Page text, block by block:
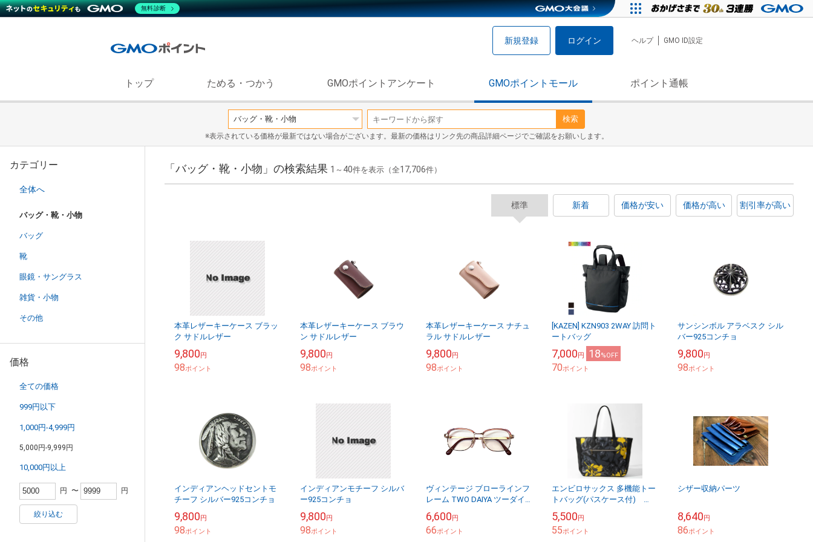
新規登録 ログイン ヘルプ GMO ID設定
トップ ためる・つかう GMOポイントアンケート GMOポイントモール ポイント通帳
検索
※表示されている価格が最新ではない場合がございます。最新の価格はリンク先の商品詳細ページでご確認をお願いします。
カテゴリー
全体へ
バッグ・靴・小物
バッグ
靴
眼鏡・サングラス
雑貨・小物
その他
価格
全ての価格
999円以下
1,000円-4,999円
5,000円-9,999円
10,000円以上
円 〜 円
絞り込む
「バッグ・靴・小物」の検索結果 1 ～ 40件を表示（全17,706件）
標準 新着 価格が安い 価格が高い 割引率が高い
本革レザーキーケース ブラッ
ク サドルレザー
9,800円
98ポイント
本革レザーキーケース ブラウ
ン サドルレザー
9,800円
98ポイント
本革レザーキーケース ナチュ
ラル サドルレザー
9,800円
98ポイント
[KAZEN] KZN903 2WAY 訪問ト
ートバッグ
7,000円 18%OFF
70ポイント
サンシンボル アラベスク シル
バー925コンチョ
9,800円
98ポイント
インディアンヘッドセントモ
チーフ シルバー925コンチョ
9,800円
98ポイント
インディアンモチーフ シルバ
ー925コンチョ
9,800円
98ポイント
ヴィンテージ ブローラインフ
レーム TWO DAIYA ツーダイ
6,600円
66ポイント
エンビロサックス 多機能トー
トバッグ(パスケース付)
5,500円
55ポイント
シザー収納パーツ
8,640円
86ポイント
無料診断